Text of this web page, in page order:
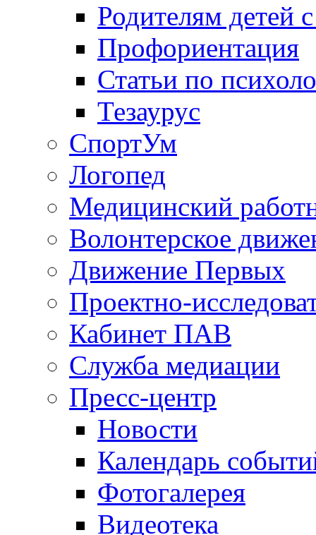
Родителям детей
Профориентация
Статьи по
Тезаурус
СпортУм
Логопед
Медицинский
Волонтерское
Движение Первых
Проектно-
Кабинет ПАВ
Служба медиации
Пресс-центр
Новости
Календарь
Фотогалерея
Видеотека